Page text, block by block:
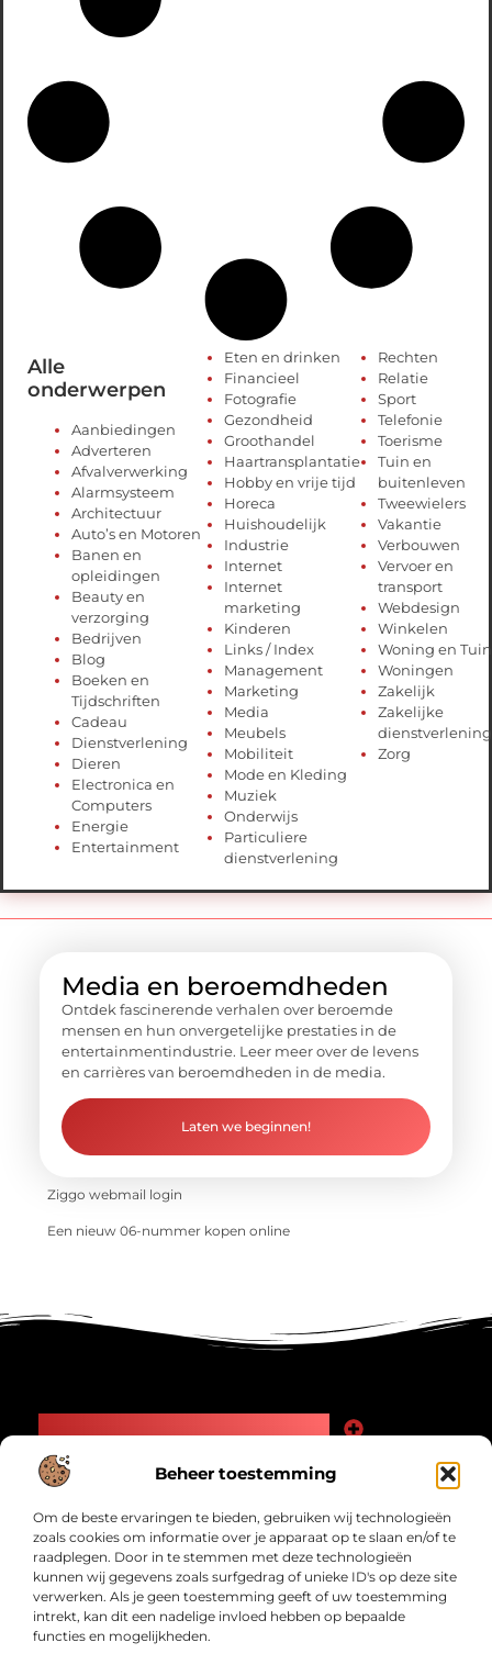
Beheer toestemming
Om de beste ervaringen te bieden, gebruiken wij technologieën
zoals cookies om informatie over je apparaat op te slaan en/of te
raadplegen. Door in te stemmen met deze technologieën
kunnen wij gegevens zoals surfgedrag of unieke ID's op deze site
verwerken. Als je geen toestemming geeft of uw toestemming
intrekt, kan dit een nadelige invloed hebben op bepaalde
functies en mogelijkheden.
Alle
onderwerpen
Aanbiedingen
Adverteren
Afvalverwerking
Alarmsysteem
Architectuur
Auto’s en Motoren
Banen en
opleidingen
Beauty en
verzorging
Bedrijven
Blog
Boeken en
Tijdschriften
Cadeau
Dienstverlening
Dieren
Electronica en
Computers
Energie
Entertainment
Eten en drinken
Financieel
Fotografie
Gezondheid
Groothandel
Haartransplantatie
Hobby en vrije tijd
Horeca
Huishoudelijk
Industrie
Internet
Internet
marketing
Kinderen
Links / Index
Management
Marketing
Media
Meubels
Mobiliteit
Mode en Kleding
Muziek
Onderwijs
Particuliere
dienstverlening
Rechten
Relatie
Sport
Telefonie
Toerisme
Tuin en
buitenleven
Tweewielers
Vakantie
Verbouwen
Vervoer en
transport
Webdesign
Winkelen
Woning en Tuin
Woningen
Zakelijk
Zakelijke
dienstverlening
Zorg
Media en beroemdheden
Ontdek fascinerende verhalen over beroemde
mensen en hun onvergetelijke prestaties in de
entertainmentindustrie. Leer meer over de levens
en carrières van beroemdheden in de media.
Laten we beginnen!
Ziggo webmail login
Een nieuw 06-nummer kopen online
Bericht categorie